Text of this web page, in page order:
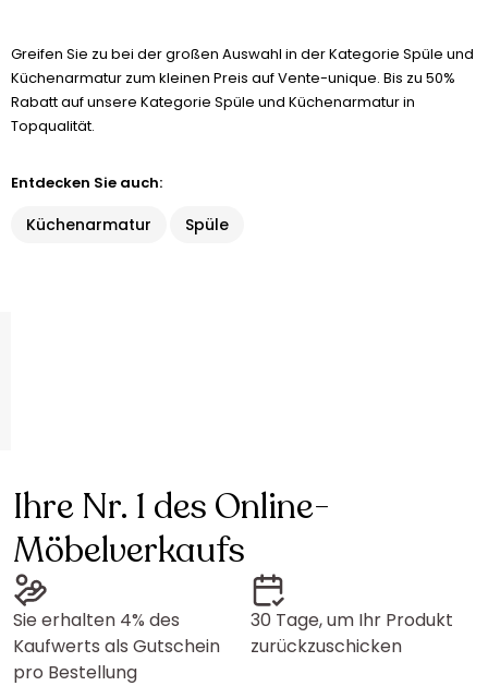
Greifen Sie zu bei der großen Auswahl in der Kategorie Spüle und
Küchenarmatur zum kleinen Preis auf Vente-unique. Bis zu 50%
Rabatt auf unsere Kategorie Spüle und Küchenarmatur in
Topqualität.
Entdecken Sie auch:
Küchenarmatur Spüle
Ihre Nr. 1 des Online-
Möbelverkaufs
Sie erhalten 4% des
Kaufwerts als Gutschein
pro Bestellung
30 Tage, um Ihr Produkt
zurückzuschicken